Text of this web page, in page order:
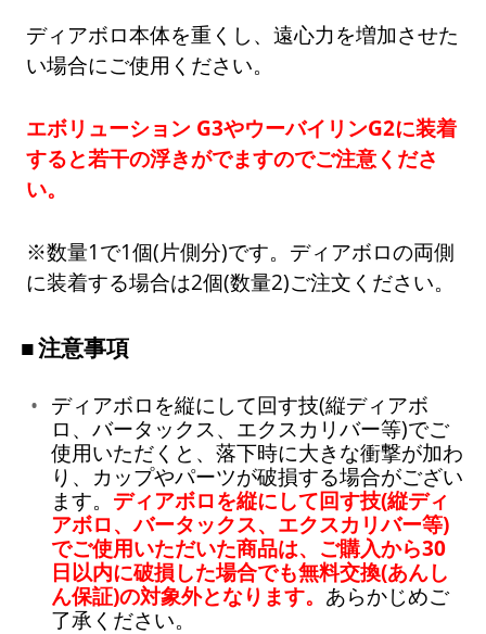
ディアボロ本体を重くし、遠心力を増加させた
い場合にご使用ください。
エボリューション G3やウーバイリンG2に装着
すると若干の浮きがでますのでご注意くださ
い。
※数量1で1個(片側分)です。ディアボロの両側
に装着する場合は2個(数量2)ご注文ください。
注意事項
ディアボロを縦にして回す技(縦ディアボ
ロ、バータックス、エクスカリバー等)でご
使用いただくと、落下時に大きな衝撃が加わ
り、カップやパーツが破損する場合がござい
ます。 ディアボロを縦にして回す技(縦ディ
アボロ、バータックス、エクスカリバー等)
でご使用いただいた商品は、ご購入から30
日以内に破損した場合でも無料交換(あんし
ん保証)の対象外となります。 あらかじめご
了承ください。